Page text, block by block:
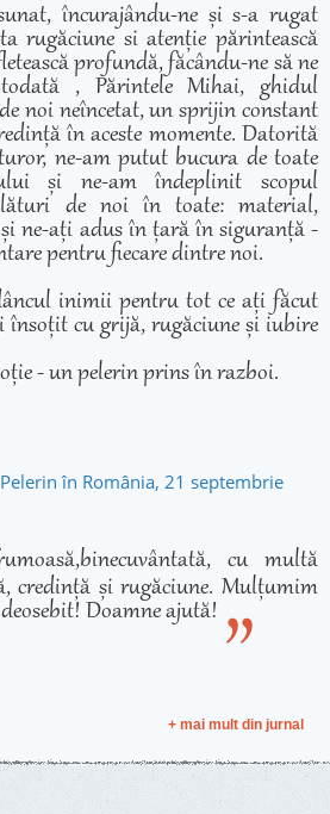
încurajându-ne și s-a rugat
rugăciune si atenție părintească
profundă, făcându-ne să ne
, Părintele Mihai, ghidul
noi neîncetat, un sprijin constant
în aceste momente. Datorită
ne-am putut bucura de toate
și ne-am îndeplinit scopul
de noi în toate: material,
ne-ați adus în țară în siguranță -
pentru fiecare dintre noi.
inimii pentru tot ce ați făcut
însoțit cu grijă, rugăciune și iubire
- un pelerin prins în razboi.
Pelerin în România, 21 septembrie
cu multă
credință și rugăciune. Mulțumim
Doamne ajută!
+ mai mult din jurnal